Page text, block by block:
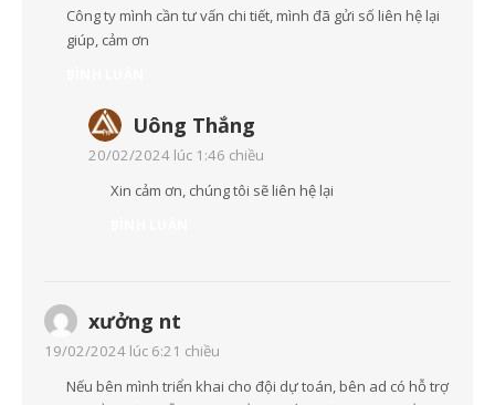
Công ty mình cần tư vấn chi tiết, mình đã gửi số liên hệ lại
giúp, cảm ơn
Uông Thắng
20/02/2024 lúc 1:46 chiều
Xin cảm ơn, chúng tôi sẽ liên hệ lại
xưởng nt
19/02/2024 lúc 6:21 chiều
Nếu bên mình triển khai cho đội dự toán, bên ad có hỗ trợ